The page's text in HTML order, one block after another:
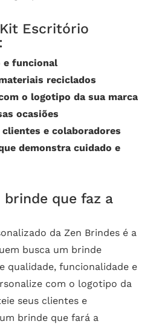
Escritório
e funcional
reciclados
o logotipo da sua marca
ocasiões
e colaboradores
demonstra cuidado e
que faz a
da Zen Brindes é a
busca um brinde
qualidade, funcionalidade e
com o logotipo da
seus clientes e
brinde que fará a